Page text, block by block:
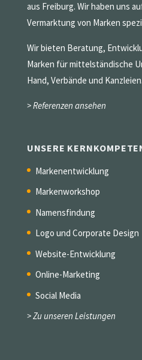
aus Freiburg. Wir haben uns
Vermarktung von Marken
Wir bieten Beratung,
Marken für mittelständische
Hand, Verbände und Kanzleien.
> Referenzen ansehen
UNSERE
Markenentwicklung
Markenworkshop
Namensfindung
Logo und Corporate Design
Website-Entwicklung
Online-Marketing
Social Media
> Zu unseren Leistungen